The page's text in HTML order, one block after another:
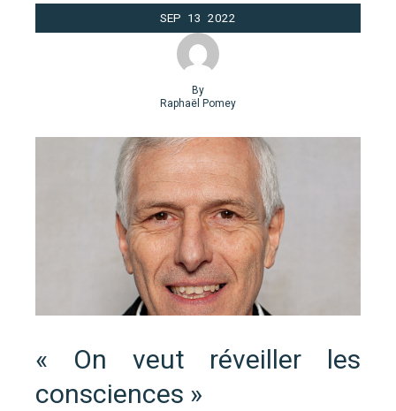
SEP 13 2022
By
Raphaël Pomey
« On veut réveiller les
consciences »